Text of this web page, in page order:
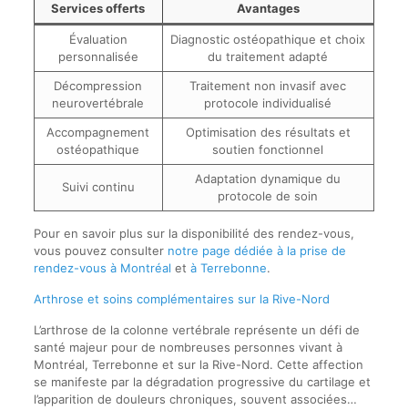
Services offerts Avantages
Évaluation
personnalisée
Diagnostic ostéopathique et choix
du traitement adapté
Décompression
neurovertébrale
Traitement non invasif avec
protocole individualisé
Accompagnement
ostéopathique
Optimisation des résultats et
soutien fonctionnel
Suivi continu
Adaptation dynamique du
protocole de soin
Pour en savoir plus sur la disponibilité des rendez-vous,
vous pouvez consulter notre page dédiée à la prise de
rendez-vous à Montréal et à Terrebonne.
Arthrose et soins complémentaires sur la Rive-Nord
L’arthrose de la colonne vertébrale représente un défi de
santé majeur pour de nombreuses personnes vivant à
Montréal, Terrebonne et sur la Rive-Nord. Cette affection
se manifeste par la dégradation progressive du cartilage et
l’apparition de douleurs chroniques, souvent associées…